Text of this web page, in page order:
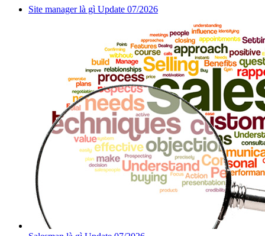
Site manager là gì Update 07/2026